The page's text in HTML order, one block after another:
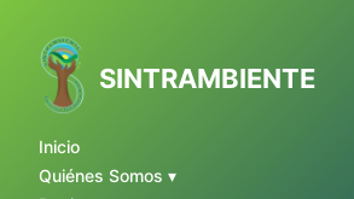
SINTRAMBIENTE
Inicio
Quiénes Somos ▾
contenido